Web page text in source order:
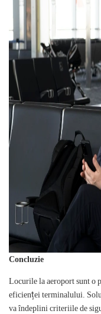
Concluzie
Locurile la aeroport sunt o
eficienței terminalului.
va îndeplini criteriile de